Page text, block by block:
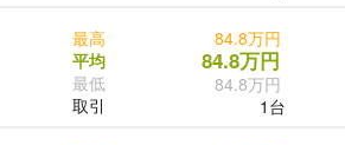
最高
平均
最低
取引
84.8万円
84.8万円
84.8万円
1台